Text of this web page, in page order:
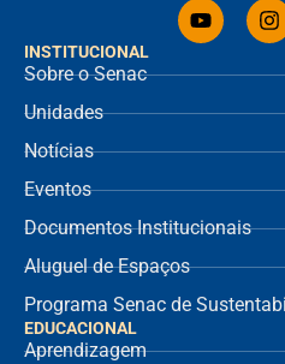
INSTITUCIONAL
Sobre o Senac
Unidades
Notícias
Eventos
Documentos Institucionais
Aluguel de Espaços
Programa Senac de
EDUCACIONAL
Aprendizagem